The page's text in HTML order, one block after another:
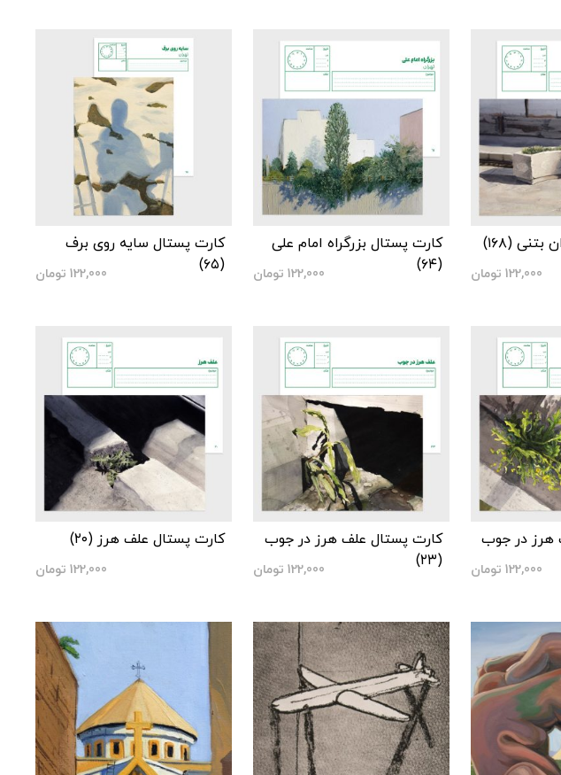
(۱۶۸)
122,000 تومان
کارت پستال بزرگراه امام علی
(۶۴)
122,000 تومان
کارت پستال سایه روی برف
(۶۵)
122,000 تومان
هرز در جوب
122,000 تومان
کارت پستال علف هرز در جوب
(۲۳)
122,000 تومان
کارت پستال علف هرز (۲۰)
122,000 تومان